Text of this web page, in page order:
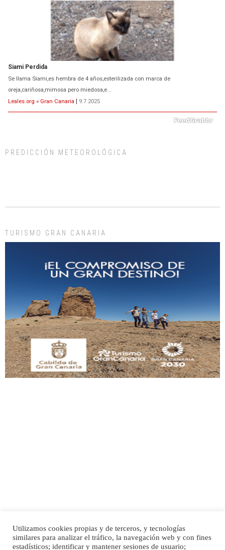
Siami Perdida
Se llama Siami,es hembra de 4 años,esterilizada con marca de
oreja,cariñosa,mimosa pero miedosa,e...
Leales.org » Gran Canaria | 9.7.2025
días, ella incluida...
Gato manso encontrado
Este gato macho ha aparecido en la calle hace menos de un mes, es muy
manso y extremadamente cari...
Leales.org » Gran Canaria | 9.7.2025
SHIBA PERDIDO AVDA JOSE MESA Y LOPEZ
PERRO MACHO RAZA SHIBA CON MICROCHIP PERDIDO HOY 06/07/2025 ZONA
PREDICCIÓN METEOROLÓGICA
TURISMO GRAN CANARIA
Utilizamos cookies propias y de terceros, y tecnologías
similares para analizar el tráfico, la navegación web y con fines
estadísticos; identificar y mantener sesiones de usuario;